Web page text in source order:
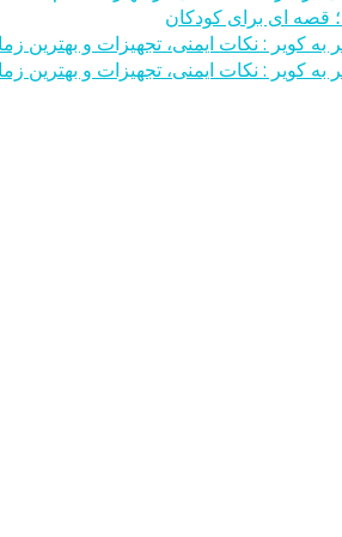
ای برای کودکان
کویر : نکات ایمنی، تجهیزات و بهترین
کویر : نکات ایمنی، تجهیزات و بهترین